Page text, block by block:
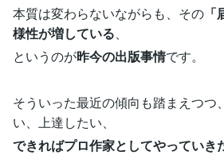
本質は変わらないながらも、その
様性が増している、
というのが昨今の出版事情です。
そういった最近の傾向も踏まえつつ
い、上達したい、
できればプロ作家としてやっていき